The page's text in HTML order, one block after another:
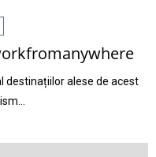
destinațiilor alese de acest